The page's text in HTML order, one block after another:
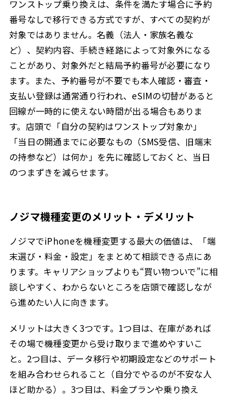
ワンストップ乗り換えは、条件を満たす場合に予約
番号なしで移行できる方式ですが、すべての契約が
対象ではありません。名義（法人・家族名義な
ど）、契約内容、手続き経路によって対象外になる
ことがあり、対象外だと結局予約番号が必要になり
ます。また、予約番号が不要でも本人確認・審査・
支払い登録は通常通り行われ、eSIMの切替があると
回線が一時的に使えない時間が出る場合もありま
す。店頭で「自分の契約はワンストップ対象か」
「当日の開通までに必要なもの（SMS受信、旧端末
の持参など）は何か」を先に確認しておくと、当日
のつまずきを減らせます。
ノジマ機種変更のメリット・デメリット
ノジマでiPhoneを機種変更する最大の価値は、「端
末選び・料金・設定」をまとめて相談できる点にあ
ります。キャリアショップよりも“買い物ついで”に相
談しやすく、わからないところを店頭で確認しなが
ら進めたい人に向きます。
メリットは大きく3つです。1つ目は、在庫があれば
その場で機種変更から受け取りまで進めやすいこ
と。2つ目は、データ移行や初期設定などのサポート
を組み合わせられること（自分でやるのが不安な人
ほど助かる）。3つ目は、料金プランや乗り換え